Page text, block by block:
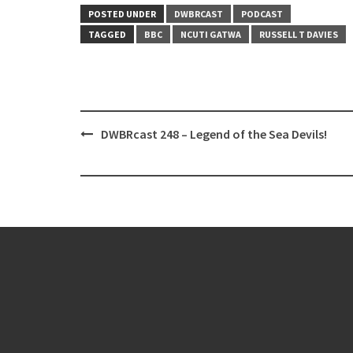
POSTED UNDER DWBRCAST
PODCAST
TAGGED
BBC NCUTI GATWA RUSSELL T DAVIES
PostDWBRcast 248 – Legend of the Sea Devils!